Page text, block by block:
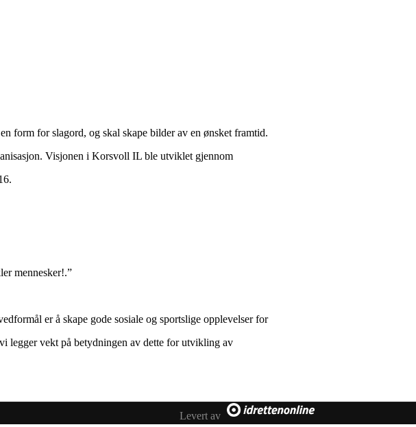
form for slagord, og skal skape bilder av en ønsket framtid.
Visjonen i Korsvoll IL ble utviklet gjennom
mennesker!.”
er å skape gode sosiale og sportslige opplevelser for
legger vekt på betydningen av dette for utvikling av
Levert av